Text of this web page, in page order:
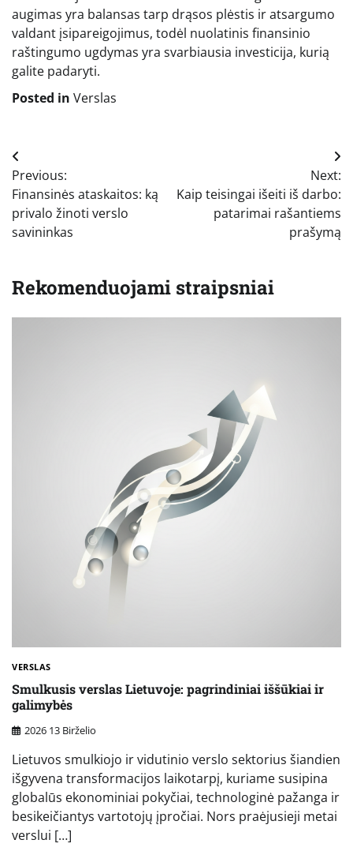
augimas yra balansas tarp drąsos plėstis ir atsargumo
valdant įsipareigojimus, todėl nuolatinis finansinio
raštingumo ugdymas yra svarbiausia investicija, kurią
galite padaryti.
Posted in Verslas
Navigacija
tarp
įrašų
Previous:
Finansinės ataskaitos: ką
privalo žinoti verslo
savininkas
Next:
Kaip teisingai išeiti iš darbo:
patarimai rašantiems
prašymą
Rekomenduojami straipsniai
VERSLAS
Smulkusis verslas Lietuvoje: pagrindiniai iššūkiai ir
galimybės
2026 13 Birželio
Lietuvos smulkiojo ir vidutinio verslo sektorius šiandien
išgyvena transformacijos laikotarpį, kuriame susipina
globalūs ekonominiai pokyčiai, technologinė pažanga ir
besikeičiantys vartotojų įpročiai. Nors praėjusieji metai
verslui […]